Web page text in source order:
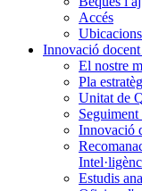
Accés
Innovació
El nostre
Pla
Unitat de
Innovació
Estudis